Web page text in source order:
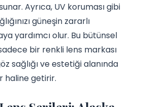
Ayrıca, UV koruması gibi
güneşin zararlı
yardımcı olur. Bu bütünsel
bir renkli lens markası
sağlığı ve estetiği alanında
haline getirir.